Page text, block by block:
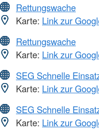
Rettungswache
Karte: Link zur
Rettungswache
Karte: Link zur
SEG Schnelle
Karte: Link zur
SEG Schnelle
Karte: Link zur